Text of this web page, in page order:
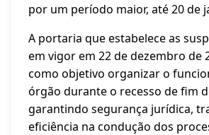
por um período maior, até 20 de
A portaria que estabelece as
em vigor em 22 de dezembro de
como objetivo organizar o
órgão durante o recesso de fim
garantindo segurança jurídica,
eficiência na condução dos